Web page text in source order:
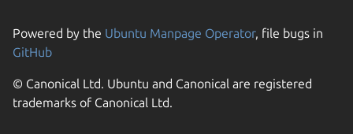
Powered by the Ubuntu Manpage Operator, file bugs in
GitHub
© Canonical Ltd. Ubuntu and Canonical are registered
trademarks of Canonical Ltd.